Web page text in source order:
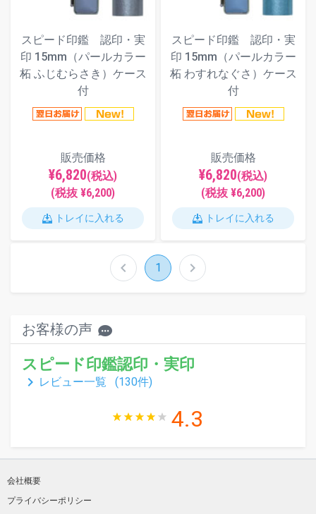
スピード印鑑 認印・実
印 15mm（パールカラー
柘 ふじむらさき）ケース
付
販売価格
¥6,820(税込)
(税抜 ¥6,200)
トレイに入れる
スピード印鑑 認印・実
印 15mm（パールカラー
柘 わすれなぐさ）ケース
付
販売価格
¥6,820(税込)
(税抜 ¥6,200)
トレイに入れる
chevron_left 1 chevron_right
お客様の声
スピード印鑑認印・実印
keyboard_arrow_right レビュー一覧 (130件)
4.3
会社概要
プライバシーポリシー